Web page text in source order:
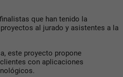
que han tenido la
al jurado y asistentes a la
este proyecto propone
con aplicaciones